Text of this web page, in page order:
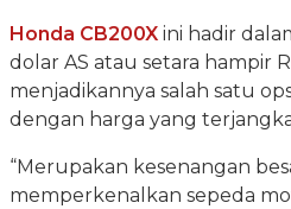
Honda CB200X ini hadir
dolar AS atau setara hampir
menjadikannya salah satu
dengan harga yang
“Merupakan kesenangan
memperkenalkan sepeda